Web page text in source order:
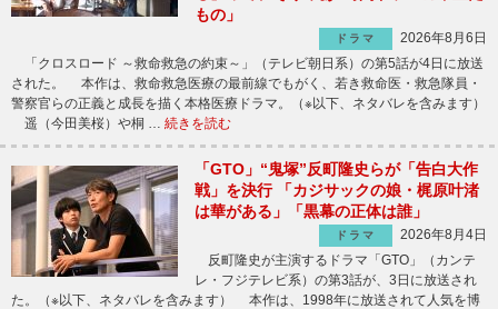
もの」
ドラマ
2026年8月6日
「クロスロード ～救命救急の約束～」（テレビ朝日系）の第5話が4日に放送
された。 本作は、救命救急医療の最前線でもがく、若き救命医・救急隊員・
警察官らの正義と成長を描く本格医療ドラマ。（※以下、ネタバレを含みます）
遥（今田美桜）や桐 … 続きを読む
「GTO」“鬼塚”反町隆史らが「告白大作
戦」を決行 「カジサックの娘・梶原叶渚
は華がある」「黒幕の正体は誰」
ドラマ
2026年8月4日
反町隆史が主演するドラマ「GTO」（カンテ
レ・フジテレビ系）の第3話が、3日に放送され
た。（※以下、ネタバレを含みます） 本作は、1998年に放送されて人気を博